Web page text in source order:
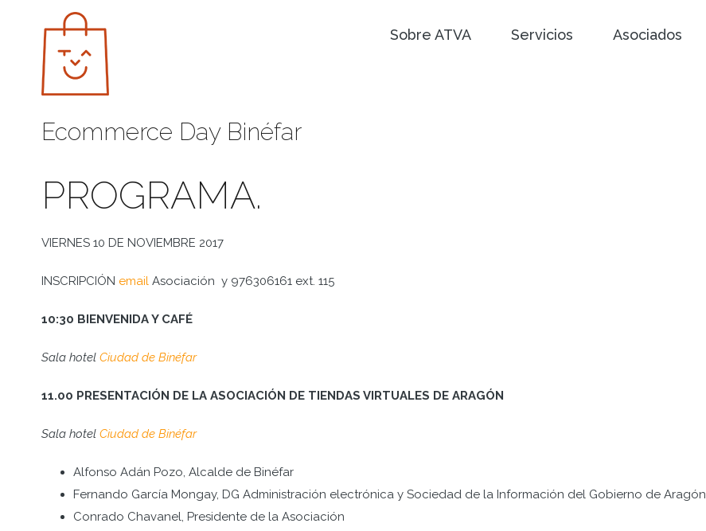
contenido
Sobre ATVA Servicios Asociados
Ecommerce Day Binéfar
PROGRAMA.
VIERNES 10 DE NOVIEMBRE 2017
INSCRIPCIÓN email Asociación y 976306161 ext. 115
10:30 BIENVENIDA Y CAFÉ
Sala hotel Ciudad de Binéfar
11.00 PRESENTACIÓN DE LA ASOCIACIÓN DE TIENDAS VIRTUALES DE ARAGÓN
Sala hotel Ciudad de Binéfar
Alfonso Adán Pozo, Alcalde de Binéfar
Fernando García Mongay, DG Administración electrónica y Sociedad de la Información del Gobierno de Aragón
Conrado Chavanel, Presidente de la Asociación